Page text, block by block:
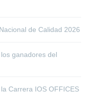
de Calidad 2026
ganadores del
Carrera IOS OFFICES